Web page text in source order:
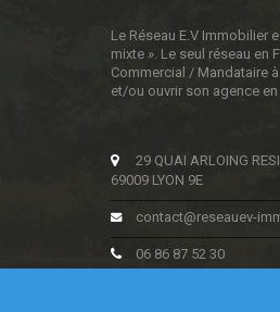
Le Réseau E.V Immobilier
mixte ». Le seul réseau en
Commercial / Mandataire
et/ou ouvrir son agence
29 QUAI ARLOING
69009 LYON 9E
contact@reseauev-
06 86 87 52 30